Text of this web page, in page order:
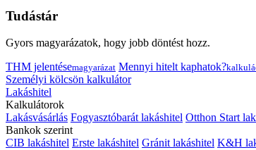
Tudástár
Gyors magyarázatok, hogy jobb döntést hozz.
THM jelentésemagyarázat Mennyi hitelt kaphatok?
Személyi kölcsön kalkulátor
Lakáshitel
Kalkulátorok
Lakásvásárlás Fogyasztóbarát lakáshitel Otthon Start
Bankok szerint
CIB lakáshitel Erste lakáshitel Gránit lakáshitel K&H